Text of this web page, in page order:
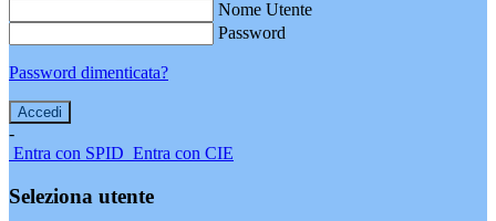
Nome Utente
Password
Password dimenticata?
-
Entra con SPID Entra con CIE
Seleziona utente